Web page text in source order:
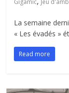
La semaine
« Les évadés »
Read more